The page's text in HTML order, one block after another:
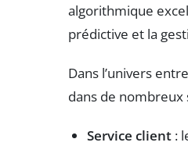
algorithmique
prédictive et la
Dans l’univers
dans de nombreux
Service client :